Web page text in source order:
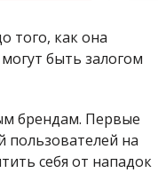
того, как она
быть залогом
брендам. Первые
пользователей на
себя от нападок